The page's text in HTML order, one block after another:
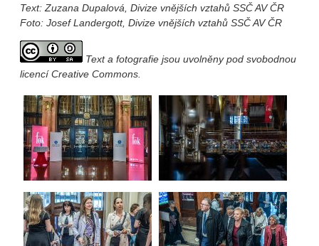
Text: Zuzana Dupalová, Divize vnějších vztahů SSČ AV ČR
Foto: Josef Landergott, Divize vnějších vztahů SSČ AV ČR
Text a fotografie jsou uvolněny pod svobodnou
licencí Creative Commons.